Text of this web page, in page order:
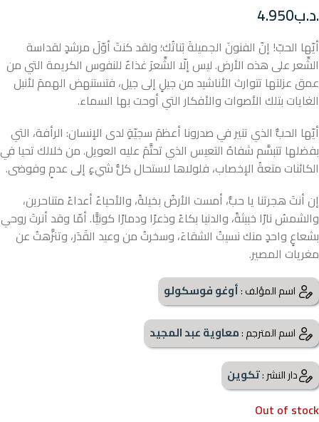
.د.ب4.950
أيّها الحبّ! إنّ الفنونَ الجميلةَ بَناتُك؛ ولقد كنتَ أوّلَ مرشدٍ لقداسة
الشِّعر على هذه الأرض. ليس إلّا الشِّعرَ غذاءٌ للنفوس الكريمة التي من
عمق عزلتها تتوارث الأناشيد من جيلٍ إلى جيل، فتستنهض الهممَ لأنبل
الغايات بتلك الأصوات والأفكار التي أوحت بها السماء.
أيّها الحبُّ الذي تنير في صدرونا أعظمَ سجيّةٍ لدى الإنسان: الرأفة، التي
بفضلها تتبسَّم شفاهُ التعيس الذي تحتَّمَ عليه العويل. من خلالك تحيا في
الكائنات متعةُ الإخصاب، فلولاها لاستحال كلُّ شيءٍ إلى عدمٍ وفوضى.
إن أنتَ هجرتنا يا حبُّ، أمست الأرضُ بخيلةً، والأحياءُ أعداءً متناحرين،
والشمسُ نارًا خبيثةً، والدنيا بكاءً وذعرًا ودمارًا كونيًّا. أمّا وقد أنرتَ روحي
بشعاعٍ واحدٍ منك نسيتُ الشقاءَ، وسخرتُ من وعيد القَدَر، وتنزَّهتُ عن
مغريات المصير.
اسم المؤلف :أوغو فوسكولو
اسم المترجم :معاوية عبد المجيد
دار النشر :تكوين
Out of stock